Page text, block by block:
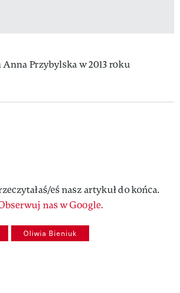
Przybylska w 2013 roku
eś nasz artykuł do końca.
nas w Google.
Oliwia Bieniuk